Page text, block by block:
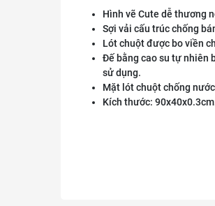
Hình vẽ Cute dễ thương
Sợi vải cấu trúc chống
Lót chuột được bo viền
Đế bằng cao su tự nhiên
sử dụng.
Mặt lót chuột chống
Kích thước: